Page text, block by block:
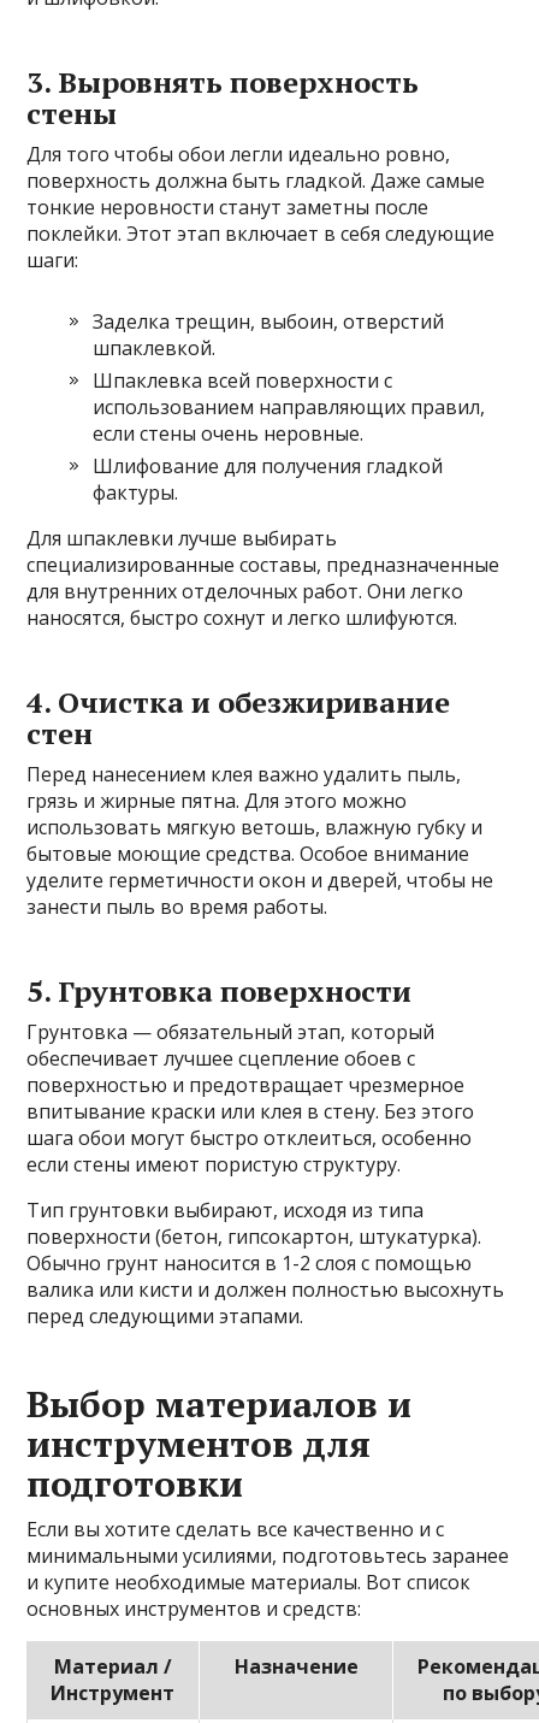
3. Выровнять поверхность
стены
Для того чтобы обои легли идеально ровно,
поверхность должна быть гладкой. Даже самые
тонкие неровности станут заметны после
поклейки. Этот этап включает в себя следующие
шаги:
Заделка трещин, выбоин, отверстий
шпаклевкой.
Шпаклевка всей поверхности с
использованием направляющих правил,
если стены очень неровные.
Шлифование для получения гладкой
фактуры.
Для шпаклевки лучше выбирать
специализированные составы, предназначенные
для внутренних отделочных работ. Они легко
наносятся, быстро сохнут и легко шлифуются.
4. Очистка и обезжиривание
стен
Перед нанесением клея важно удалить пыль,
грязь и жирные пятна. Для этого можно
использовать мягкую ветошь, влажную губку и
бытовые моющие средства. Особое внимание
уделите герметичности окон и дверей, чтобы не
занести пыль во время работы.
5. Грунтовка поверхности
Грунтовка — обязательный этап, который
обеспечивает лучшее сцепление обоев с
поверхностью и предотвращает чрезмерное
впитывание краски или клея в стену. Без этого
шага обои могут быстро отклеиться, особенно
если стены имеют пористую структуру.
Тип грунтовки выбирают, исходя из типа
поверхности (бетон, гипсокартон, штукатурка).
Обычно грунт наносится в 1-2 слоя с помощью
валика или кисти и должен полностью высохнуть
перед следующими этапами.
Выбор материалов и
инструментов для
подготовки
Если вы хотите сделать все качественно и с
минимальными усилиями, подготовьтесь заранее
и купите необходимые материалы. Вот список
основных инструментов и средств:
Материал /
Инструмент
Назначение
по